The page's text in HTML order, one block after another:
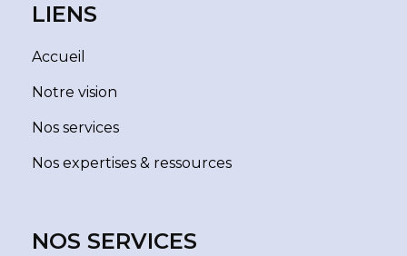
LIENS
Accueil
Notre vision
Nos services
Nos expertises & ressources
NOS SERVICES